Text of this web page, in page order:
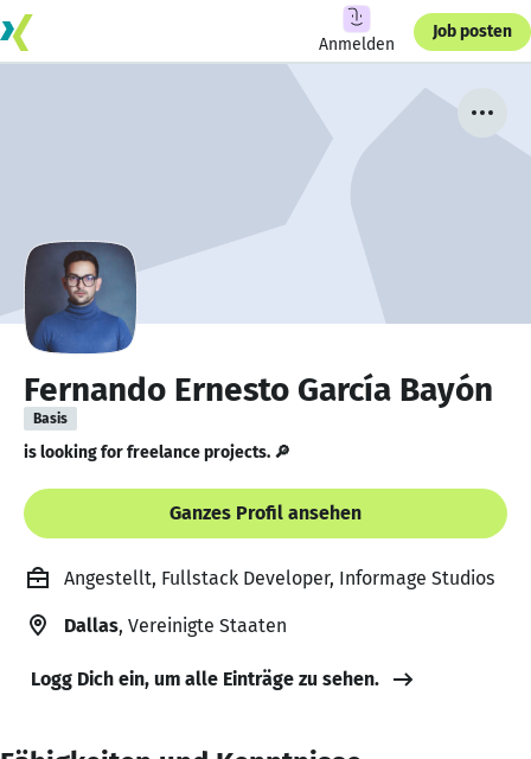
Anmelden
Job posten
Fernando Ernesto García Bayón
Basis
is looking for freelance projects. 🔎
Ganzes Profil ansehen
Angestellt, Fullstack Developer, Informage Studios
Dallas, Vereinigte Staaten
Logg Dich ein, um alle Einträge zu sehen.